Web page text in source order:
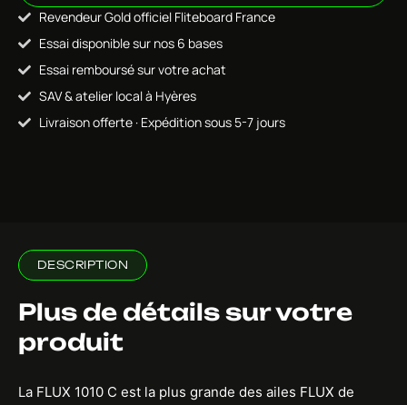
Revendeur Gold officiel Fliteboard France
Essai disponible sur nos 6 bases
Essai remboursé sur votre achat
SAV & atelier local à Hyères
Livraison offerte · Expédition sous 5-7 jours
DESCRIPTION
Plus de détails sur votre
produit
La FLUX 1010 C est la plus grande des ailes FLUX de